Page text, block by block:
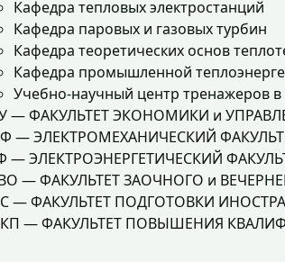
Кафедра тепловых электростанций
Кафедра паровых и газовых турбин
Кафедра теоретических основ
Кафедра промышленной
Учебно-научный центр тренажеров в
— ФАКУЛЬТЕТ ЭКОНОМИКИ и
— ЭЛЕКТРОМЕХАНИЧЕСКИЙ
— ЭЛЕКТРОЭНЕРГЕТИЧЕСКИЙ
— ФАКУЛЬТЕТ ЗАОЧНОГО и
— ФАКУЛЬТЕТ ПОДГОТОВКИ
— ФАКУЛЬТЕТ ПОВЫШЕНИЯ